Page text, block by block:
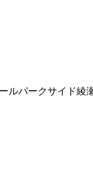
ルパークサイド綾